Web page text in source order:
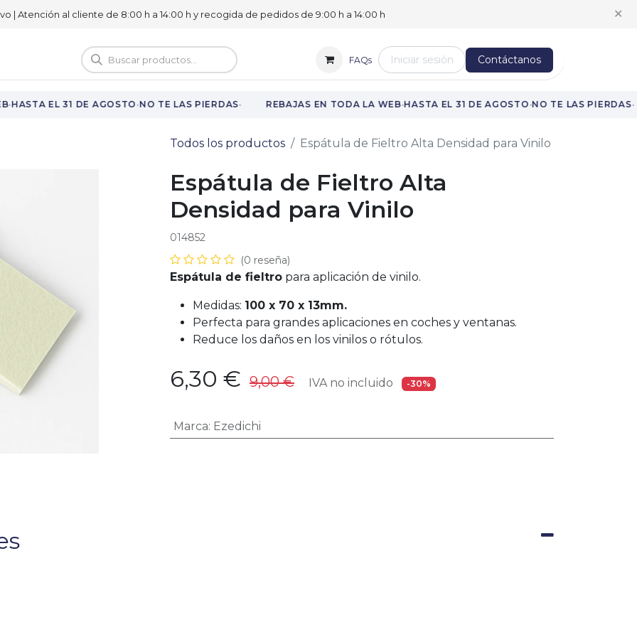
| Atención al cliente de 8:00 h a 14:00 h y recogida de pedidos de 9:00 h a 14:00 h ✕
Vuelta al cole FAQs Iniciar sesión Contáctanos
·HASTA EL 31 DE AGOSTO·NO TE LAS PIERDAS· REBAJAS EN TODA LA WEB·HASTA EL 31 DE AGOSTO·NO TE LAS PIERDAS·
Todos los productos Espátula de Fieltro Alta Densidad para Vinilo
Espátula de Fieltro Alta
Densidad para Vinilo
014852
(0 reseña)
Espátula de fieltro para aplicación de vinilo.
Medidas: 100 x 70 x 13mm.
Perfecta para grandes aplicaciones en coches y ventanas.
Reduce los daños en los vinilos o rótulos.
6,30 € 9,00€ IVA no incluido -30%
Marca: Ezedichi